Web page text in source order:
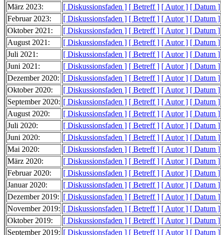
März 2023:
[ Diskussionsfaden ] [ Betreff ] [ Autor ] [ Datum ]
Februar 2023:
[ Diskussionsfaden ] [ Betreff ] [ Autor ] [ Datum ]
Oktober 2021:
[ Diskussionsfaden ] [ Betreff ] [ Autor ] [ Datum ]
August 2021:
[ Diskussionsfaden ] [ Betreff ] [ Autor ] [ Datum ]
Juli 2021:
[ Diskussionsfaden ] [ Betreff ] [ Autor ] [ Datum ]
Juni 2021:
[ Diskussionsfaden ] [ Betreff ] [ Autor ] [ Datum ]
Dezember 2020: [ Diskussionsfaden ] [ Betreff ] [ Autor ] [ Datum ]
Oktober 2020:
[ Diskussionsfaden ] [ Betreff ] [ Autor ] [ Datum ]
September 2020: [ Diskussionsfaden ] [ Betreff ] [ Autor ] [ Datum ]
August 2020:
[ Diskussionsfaden ] [ Betreff ] [ Autor ] [ Datum ]
Juli 2020:
[ Diskussionsfaden ] [ Betreff ] [ Autor ] [ Datum ]
Juni 2020:
[ Diskussionsfaden ] [ Betreff ] [ Autor ] [ Datum ]
Mai 2020:
[ Diskussionsfaden ] [ Betreff ] [ Autor ] [ Datum ]
März 2020:
[ Diskussionsfaden ] [ Betreff ] [ Autor ] [ Datum ]
Februar 2020:
[ Diskussionsfaden ] [ Betreff ] [ Autor ] [ Datum ]
Januar 2020:
[ Diskussionsfaden ] [ Betreff ] [ Autor ] [ Datum ]
Dezember 2019: [ Diskussionsfaden ] [ Betreff ] [ Autor ] [ Datum ]
November 2019: [ Diskussionsfaden ] [ Betreff ] [ Autor ] [ Datum ]
Oktober 2019:
[ Diskussionsfaden ] [ Betreff ] [ Autor ] [ Datum ]
September 2019: [ Diskussionsfaden ] [ Betreff ] [ Autor ] [ Datum ]